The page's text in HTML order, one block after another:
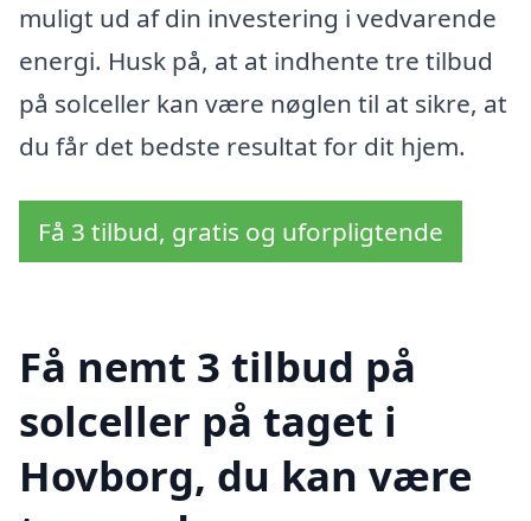
muligt ud af din investering i vedvarende
energi. Husk på, at at indhente tre tilbud
på solceller kan være nøglen til at sikre, at
du får det bedste resultat for dit hjem.
Få 3 tilbud, gratis og uforpligtende
Få nemt 3 tilbud på
solceller på taget i
Hovborg, du kan være